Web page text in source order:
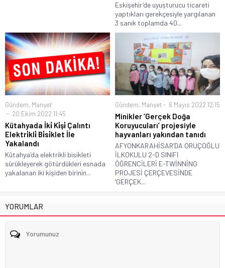
Eskişehir’de uyuşturucu ticareti
yaptıkları gerekçesiyle yargılanan
3 sanık toplamda 40...
Gündem, Manşet
20 Ekim 2022 11:45
Kütahyada İki̇ Ki̇şi̇ Çalıntı
Elektri̇kli̇ Bi̇si̇klet İle
Yakalandı
Kütahya’da elektrikli bisikleti
sürükleyerek götürdükleri esnada
yakalanan iki kişiden birinin...
Gündem, Manşet 6 Mayıs 2022 12:15
Minikler ‘Gerçek Doğa
Koruyucuları’ projesiyle
hayvanları yakından tanıdı
AFYONKARAHİSAR’DA ORUÇOĞLU
İLKOKULU 2-D SINIFI
ÖĞRENCİLERİ E-TWİNNİNG
PROJESİ ÇERÇEVESİNDE
‘GERÇEK...
YORUMLAR